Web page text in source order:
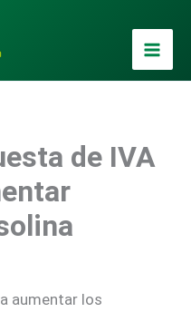
de IVA
aumentar los